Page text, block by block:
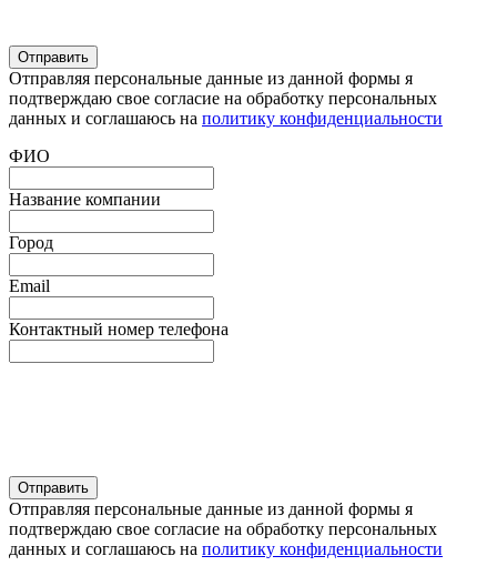
Отправляя персональные данные из данной формы я
подтверждаю свое согласие на обработку персональных
данных и соглашаюсь на политику конфиденциальности
ФИО
Название компании
Город
Email
Контактный номер телефона
Отправляя персональные данные из данной формы я
подтверждаю свое согласие на обработку персональных
данных и соглашаюсь на политику конфиденциальности